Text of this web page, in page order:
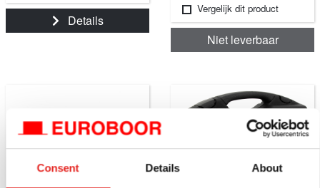
Consent Details About
Details
Vergelijk dit product
Niet leverbaar